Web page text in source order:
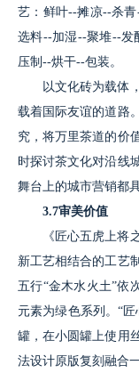
艺：鲜叶--摊凉--杀
选料--加湿--聚堆--发
压制--烘干--包装。
以文化砖为载体
载着国际友谊的道路
究，将万里茶道的价
时探讨茶文化对沿线
舞台上的城市营销都
3.7审美价值
《匠心五虎上将
新工艺相结合的工艺
五行“金木水火土”依
元素为绿色系列。“
罐，在小圆罐上使用
法设计原版复刻融合